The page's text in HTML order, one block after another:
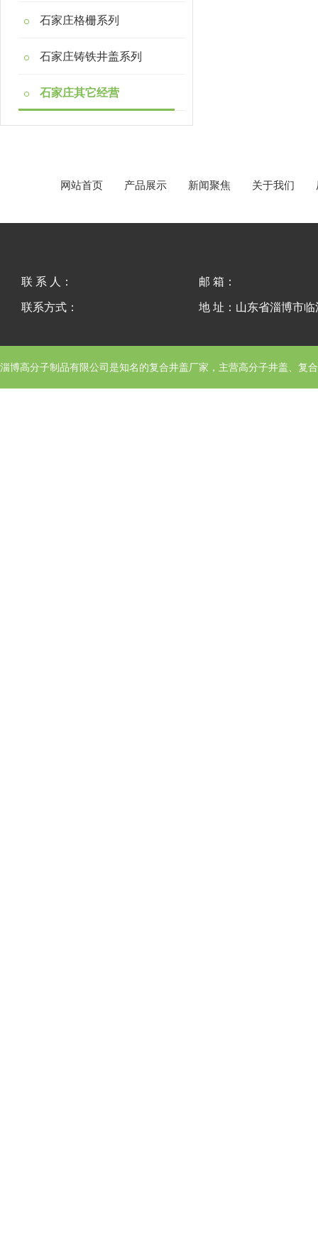
石家庄格栅系列
石家庄铸铁井盖系列
石家庄其它经营
网站首页 产品展示 新闻聚焦 关于我们
联 系 人：
联系方式：
邮 箱：
地 址：山东省淄博市
淄博高分子制品有限公司是知名的复合井盖厂家，主营高分子井盖、复